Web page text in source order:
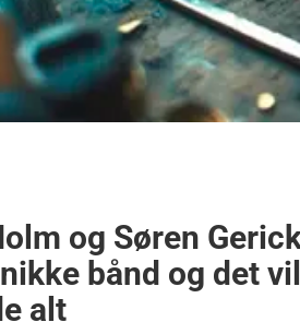
og Søren
bånd og det
alt